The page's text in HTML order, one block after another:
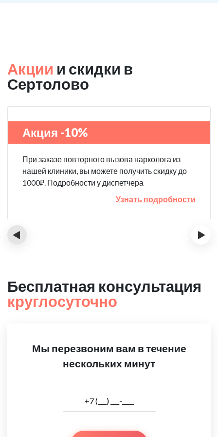
Акции и скидки в
Сертолово
Акция -10%
При заказе повторного вызова нарколога из
нашей клиники, вы можете получить скидку до
1000₽. Подробности у диспетчера
Узнать подробности
‹ ›
Бесплатная консультация
круглосуточно
Мы перезвоним вам в течение
нескольких минут